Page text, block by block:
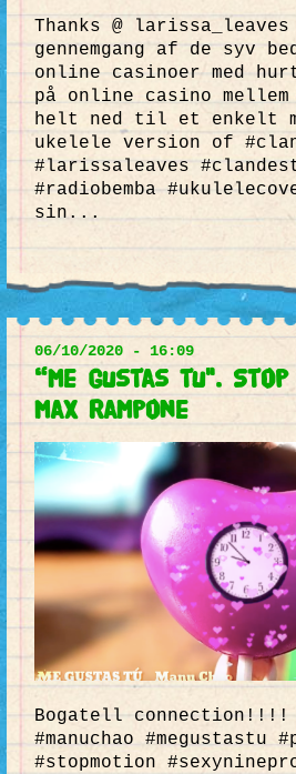
Thanks @
gennemgang af de syv
online casinoer med
på online casino
helt ned til et enkelt
ukelele version of
#larissaleaves
#radiobemba
sin...
06/10/2020 - 16:09
“Me gustas tu".
Max Rampone
Bogatell
#manuchao #megustastu
#stopmotion